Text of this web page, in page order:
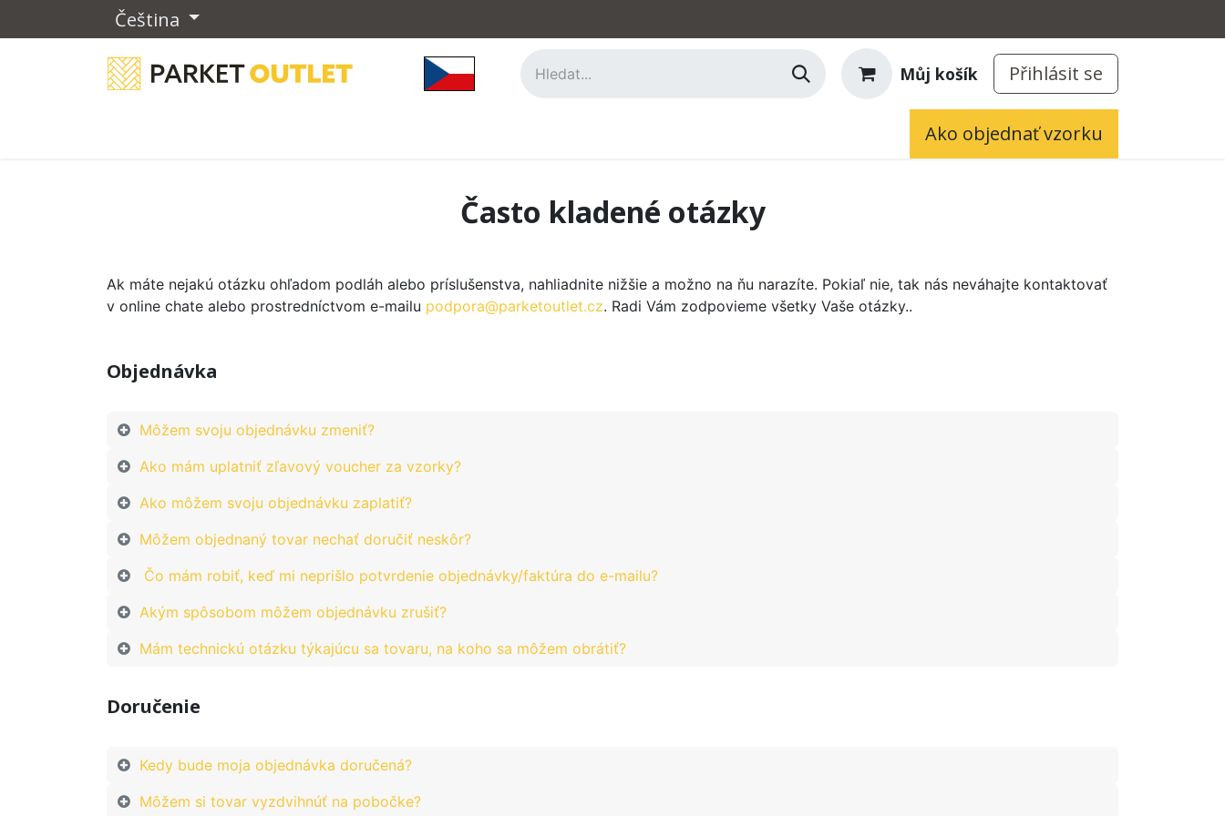
Čeština
Můj košík Přihlásit se
Ako objednať vzorku
Často kladené otázky
Ak máte nejakú otázku ohľadom podláh alebo príslušenstva, nahliadnite nižšie a možno na ňu narazíte. Pokiaľ nie, tak nás neváhajte kontaktovať
v online chate alebo prostredníctvom e-mailu podpora@parketoutlet.cz. Radi Vám zodpovieme všetky Vaše otázky..
Objednávka
Môžem svoju objednávku zmeniť?
Ako mám uplatniť zľavový voucher za vzorky?
Ako môžem svoju objednávku zaplatiť?
Môžem objednaný tovar nechať doručiť neskôr?
Čo mám robiť, keď mi neprišlo potvrdenie objednávky/faktúra do e-mailu?
Akým spôsobom môžem objednávku zrušiť?
Mám technickú otázku týkajúcu sa tovaru, na koho sa môžem obrátiť?
Doručenie
Kedy bude moja objednávka doručená?
Môžem si tovar vyzdvihnúť na pobočke?